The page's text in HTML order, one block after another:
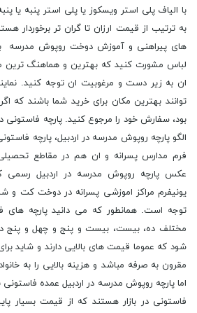
با الیاف پلی استر ویسکوز یا پلی استر پنبه یا
به ترتیب از قیمت ارزان تا گران تر برخوردار
های پیراهنی و آموزش دوخت روپوش مدرسه
لباس مشورت کنید که بهترین و هماهنگ ترین
ان به زیر دست و مرغوبیت ان توجه کنید.
توانند بهترین مکان برای خرید شما باشند که
بود، سفارش خود را مرجوع کنید. پارچه
الگو پارچه روپوش مدرسه در اردبیل، پارچه
فرم مدارس پسرانه و ان هم در مقاطع
عکس پارچه روپوش مدرسه در اردبیل رسمی
یونیفرم مراکز اموزشی پسرانه در دوخت کت و
توجه است. همانطور که می دانید پارچه های
مختلف ده، بیست، بیست و پنج و چهل و پنج
شود که عموما قیمت های بالایی دارند و شاید
مقرون به صرفه مباشد و هزینه بالایی را به
اما پارچه روپوش مدرسه در اردبیل عمده
فاستونی در بازار هستند که از قیمت بسیار